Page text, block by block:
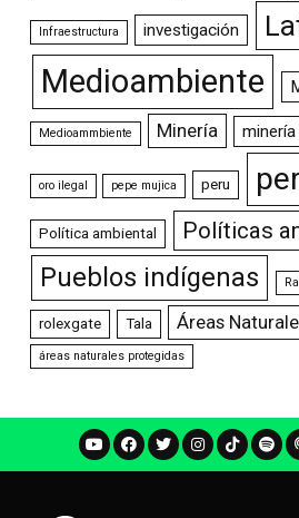
Infraestructura investigación
Medioambiente
Medioammbiente Minería minería
oro ilegal pepe mujica peru
Política ambiental Políticas
Pueblos indígenas
rolexgate Tala Áreas
áreas naturales protegidas